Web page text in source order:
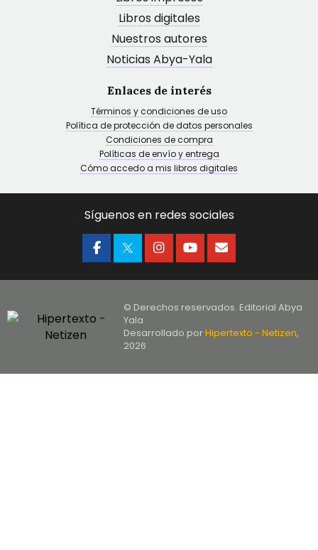
Libros digitales
Nuestros autores
Noticias Abya-Yala
Enlaces de interés
Términos y condiciones de uso
Política de protección de datos personales
Condiciones de compra
Políticas de envío y entrega
Cómo accedo a mis libros digitales
Síguenos en redes sociales
© Derechos reservados. Editorial Abya
Yala
Desarrollado porHipertexto - Netizen,
2026